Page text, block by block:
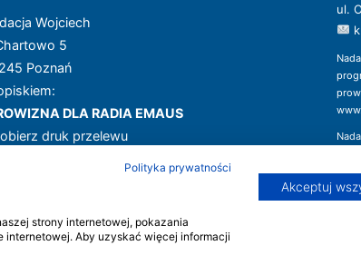
Wojciech
5
Poznań
DLA RADIA EMAUS
ul.
Polityka prywatności
strony internetowej, pokazania
internetowej. Aby uzyskać więcej informacji
Akceptuj